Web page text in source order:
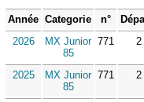
Année Categorie n°
2026
MX Junior
85
771 2
2025
MX Junior
85
771 2